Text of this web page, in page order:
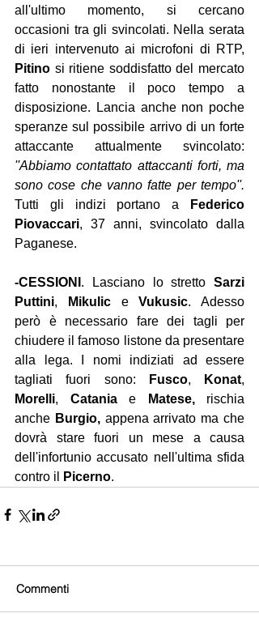
all'ultimo momento, si cercano
occasioni tra gli svincolati. Nella serata
Pitino si ritiene soddisfatto del mercato
fatto nonostante il poco tempo a
disposizione. Lancia anche non poche
speranze sul possibile arrivo di un forte
''Abbiamo contattato attaccanti forti, ma
sono cose che vanno fatte per tempo''.
Tutti gli indizi portano a
Federico
Piovaccari, 37 anni, svincolato dalla
Paganese.
-CESSIONI . Lasciano lo stretto Sarzi
Puttini, Mikulic e Vukusic. Adesso
però è necessario fare dei tagli per
chiudere il famoso listone da presentare
alla lega. I nomi indiziati ad essere
tagliati fuori sono:
Fusco, Konat
Morelli, Catania e Matese, rischia
anche Burgio, appena arrivato ma che
dovrà stare fuori un mese a causa
dell'infortunio accusato nell'ultima sfida
contro il
Picerno.
Commenti